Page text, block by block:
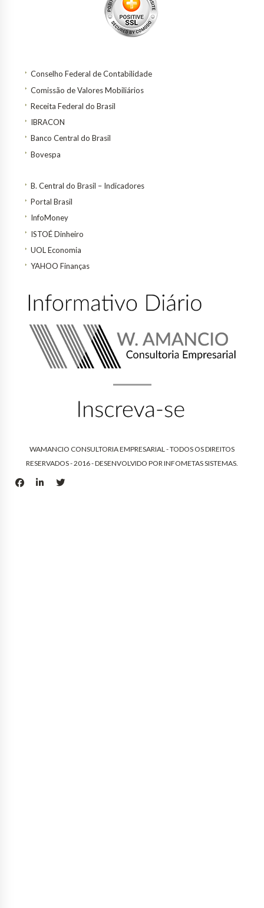
Conselho Federal de Contabilidade
Comissão de Valores Mobiliários
Receita Federal do Brasil
IBRACON
Banco Central do Brasil
Bovespa
B. Central do Brasil – Indicadores
Portal Brasil
InfoMoney
ISTOÉ Dinheiro
UOL Economia
YAHOO Finanças
WAMANCIO CONSULTORIA EMPRESARIAL - TODOS OS DIREITOS
RESERVADOS - 2016 - DESENVOLVIDO PORINFOMETAS SISTEMAS.